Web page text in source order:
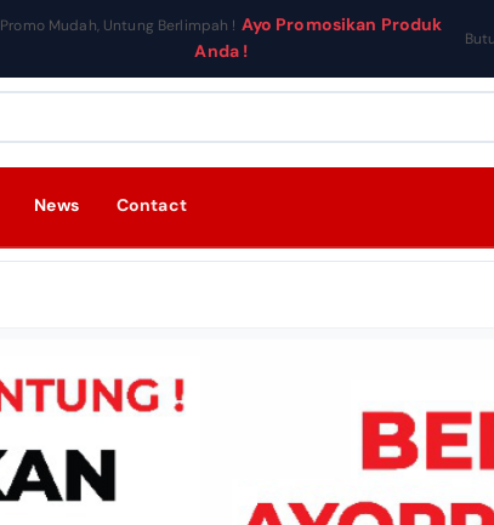
Promo Mudah, Untung Berlimpah ! Ayo Promosikan Produk
Anda !
News Contact